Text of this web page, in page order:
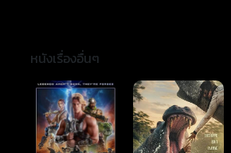
หนังเรื่องอื่นๆ